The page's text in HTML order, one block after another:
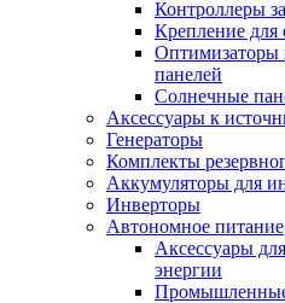
Контроллеры
Крепление для
Оптимизаторы
панелей
Солнечные
Аксессуары к
Генераторы
Комплекты
Аккумуляторы для
Инверторы
Автономное питание
Аксессуары
энергии